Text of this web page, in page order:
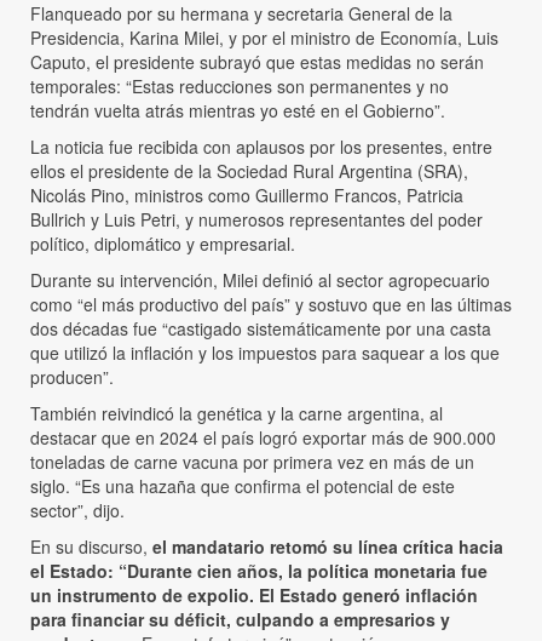
Flanqueado por su hermana y secretaria General de la
Presidencia, Karina Milei, y por el ministro de Economía, Luis
Caputo, el presidente subrayó que estas medidas no serán
temporales: “Estas reducciones son permanentes y no
tendrán vuelta atrás mientras yo esté en el Gobierno”.
La noticia fue recibida con aplausos por los presentes, entre
ellos el presidente de la Sociedad Rural Argentina (SRA),
Nicolás Pino, ministros como Guillermo Francos, Patricia
Bullrich y Luis Petri, y numerosos representantes del poder
político, diplomático y empresarial.
Durante su intervención, Milei definió al sector agropecuario
como “el más productivo del país” y sostuvo que en las últimas
dos décadas fue “castigado sistemáticamente por una casta
que utilizó la inflación y los impuestos para saquear a los que
producen”.
También reivindicó la genética y la carne argentina, al
destacar que en 2024 el país logró exportar más de 900.000
toneladas de carne vacuna por primera vez en más de un
siglo. “Es una hazaña que confirma el potencial de este
sector”, dijo.
En su discurso, el mandatario retomó su línea crítica hacia
el Estado: “Durante cien años, la política monetaria fue
un instrumento de expolio. El Estado generó inflación
para financiar su déficit, culpando a empresarios y